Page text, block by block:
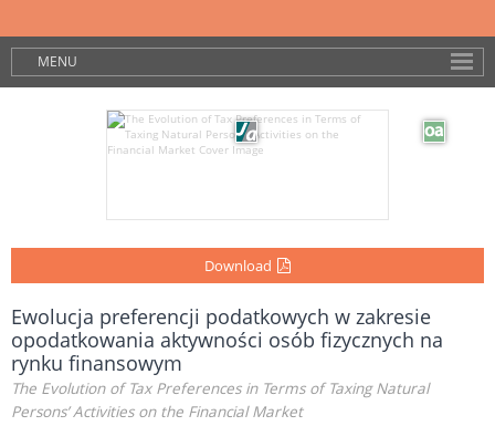
MENU
Download
Ewolucja preferencji podatkowych w zakresie
opodatkowania aktywności osób fizycznych na
rynku finansowym
The Evolution of Tax Preferences in Terms of Taxing Natural
Persons’ Activities on the Financial Market